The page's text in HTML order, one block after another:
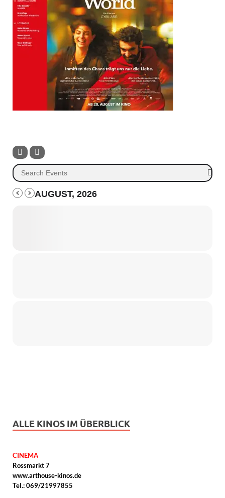
AUGUST, 2026
ALLE KINOS IM ÜBERBLICK
CINEMA
Rossmarkt 7
www.arthouse-kinos.de
Tel.: 069/21997855